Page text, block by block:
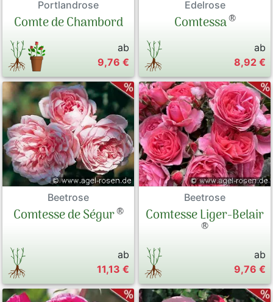
Portlandrose
Comte de Chambord
ab
9,76 €
Edelrose
Comtessa®
ab
8,92 €
Beetrose
Comtesse de Ségur®
ab
11,13 €
Beetrose
Comtesse Liger-Belair
®
ab
9,76 €